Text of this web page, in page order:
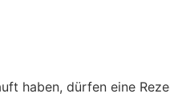
haben, dürfen eine